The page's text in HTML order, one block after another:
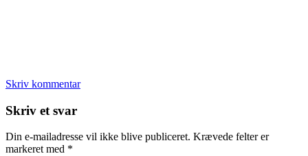
Skriv kommentar
Læserinteraktioner
Skriv et svar
Din e-mailadresse vil ikke blive publiceret. Krævede felter er
markeret med *